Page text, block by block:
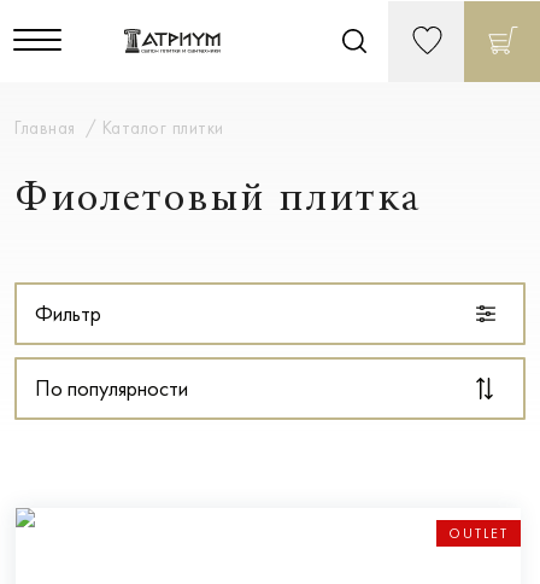
Главная Каталог плитки
Фиолетовый плитка
Фильтр
По популярности
OUTLET